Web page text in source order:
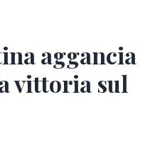
aggancia
vittoria sul